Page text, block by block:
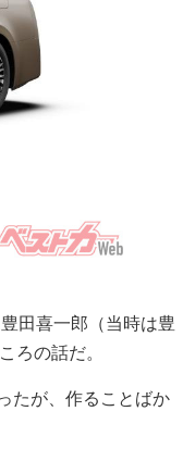
田喜一郎（当時は豊
ろの話だ。
たが、作ることばか